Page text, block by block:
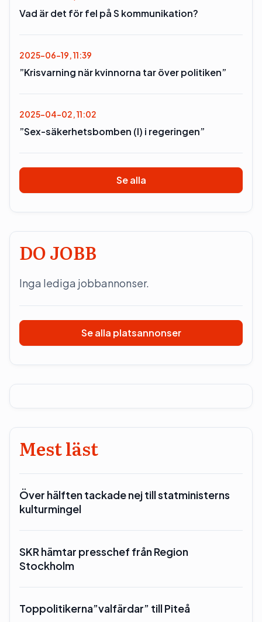
Vad är det för fel på S kommunikation?
2025-06-19, 11:39
”Krisvarning när kvinnorna tar över politiken”
2025-04-02, 11:02
”Sex-säkerhetsbomben (l) i regeringen”
Se alla
DO JOBB
Inga lediga jobbannonser.
Se alla platsannonser
Mest läst
Över hälften tackade nej till statministerns
kulturmingel
SKR hämtar presschef från Region
Stockholm
Toppolitikerna”valfärdar” till Piteå